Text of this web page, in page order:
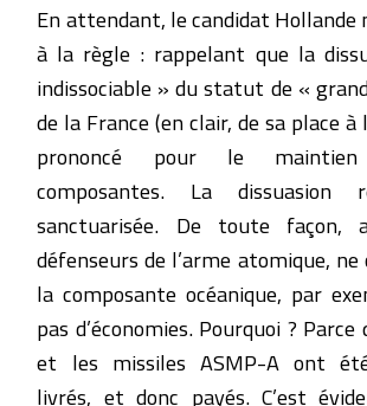
En attendant, le candidat Hollande
à la règle : rappelant que la
indissociable » du statut de «
de la France (en clair, de sa place à
prononcé pour le
composantes. La dissuasion
sanctuarisée. De toute façon,
défenseurs de l’arme atomique,
la composante océanique, par
pas d’économies. Pourquoi ?
et les missiles ASMP-A ont
livrés, et donc payés. C’est